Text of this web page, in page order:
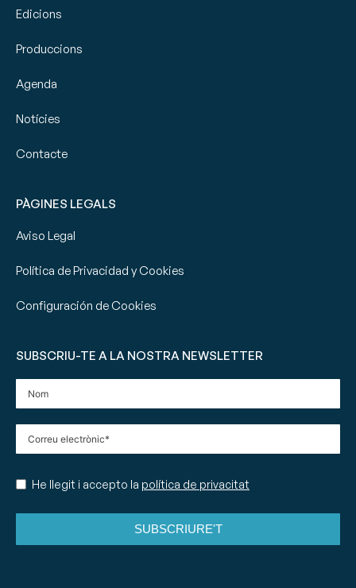
Edicions
Produccions
Agenda
Notícies
Contacte
PÀGINES LEGALS
Aviso Legal
Política de Privacidad y Cookies
Configuración de Cookies
SUBSCRIU-TE A LA NOSTRA NEWSLETTER
He llegit i accepto la política de privacitat
SUBSCRIURE'T